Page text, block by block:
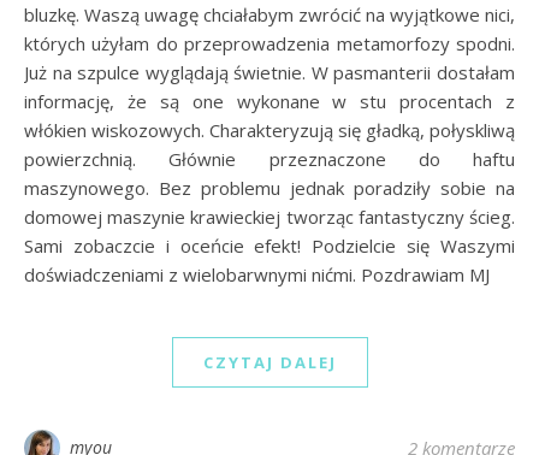
bluzkę. Waszą uwagę chciałabym zwrócić na wyjątkowe nici,
których użyłam do przeprowadzenia metamorfozy spodni.
Już na szpulce wyglądają świetnie. W pasmanterii dostałam
informację, że są one wykonane w stu procentach z
włókien wiskozowych. Charakteryzują się gładką, połyskliwą
powierzchnią. Głównie przeznaczone do haftu
maszynowego. Bez problemu jednak poradziły sobie na
domowej maszynie krawieckiej tworząc fantastyczny ścieg.
Sami zobaczcie i oceńcie efekt! Podzielcie się Waszymi
doświadczeniami z wielobarwnymi nićmi. Pozdrawiam MJ
CZYTAJ DALEJ
myou 2 komentarze